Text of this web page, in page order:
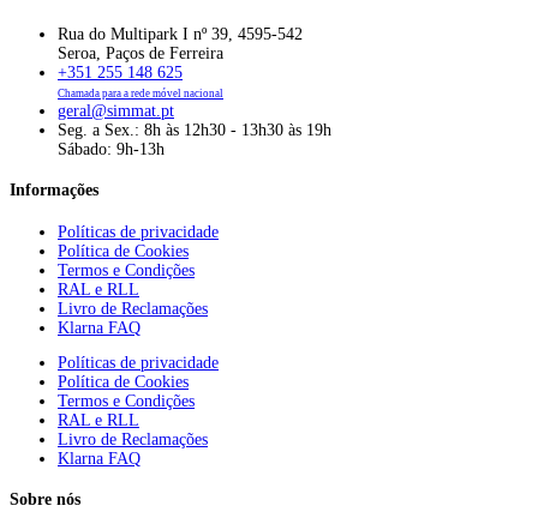
Rua do Multipark I nº 39, 4595-542
Seroa, Paços de Ferreira
+351 255 148 625
Chamada para a rede móvel nacional
geral@simmat.pt
Seg. a Sex.: 8h às 12h30 - 13h30 às 19h
Sábado: 9h-13h
Informações
Políticas de privacidade
Política de Cookies
Termos e Condições
RAL e RLL
Livro de Reclamações
Klarna FAQ
Políticas de privacidade
Política de Cookies
Termos e Condições
RAL e RLL
Livro de Reclamações
Klarna FAQ
Sobre nós